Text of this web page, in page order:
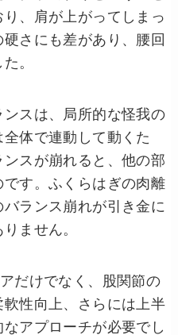
、肩が上がってしまっ
さにも差があり、腰回
。
スは、局所的な怪我の
体で連動して動くた
スが崩れると、他の部
す。ふくらはぎの肉離
ランス崩れが引き金に
ません。
だけでなく、股関節の
性向上、さらには上半
アプローチが必要でし